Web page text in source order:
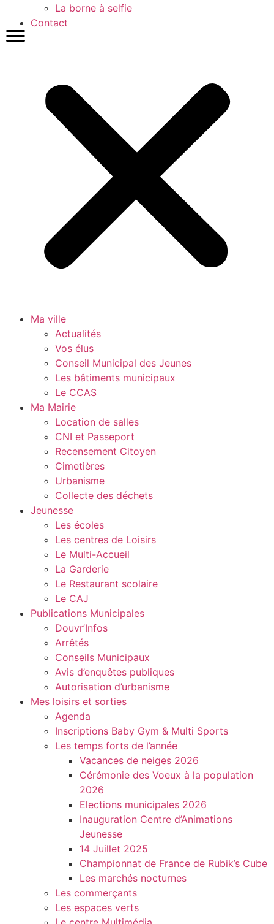
La borne à selfie
Contact
Ma ville
Actualités
Vos élus
Conseil Municipal des Jeunes
Les bâtiments municipaux
Le CCAS
Ma Mairie
Location de salles
CNI et Passeport
Recensement Citoyen
Cimetières
Urbanisme
Collecte des déchets
Jeunesse
Les écoles
Les centres de Loisirs
Le Multi-Accueil
La Garderie
Le Restaurant scolaire
Le CAJ
Publications Municipales
Douvr’Infos
Arrêtés
Conseils Municipaux
Avis d’enquêtes publiques
Autorisation d’urbanisme
Mes loisirs et sorties
Agenda
Inscriptions Baby Gym & Multi Sports
Les temps forts de l’année
Vacances de neiges 2026
Cérémonie des Voeux à la population
2026
Elections municipales 2026
Inauguration Centre d’Animations
Jeunesse
14 Juillet 2025
Championnat de France de Rubik’s Cube
Les marchés nocturnes
Les commerçants
Les espaces verts